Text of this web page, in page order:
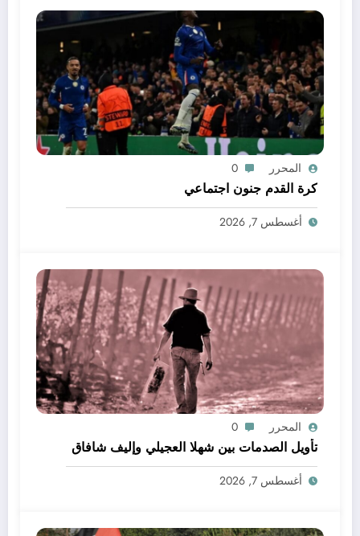
المحرر 0
كرة القدم جنون اجتماعي
أغسطس 7, 2026
المحرر 0
تأويل الصدمات بين شهلا العجيلي وإليف شافاق
أغسطس 7, 2026